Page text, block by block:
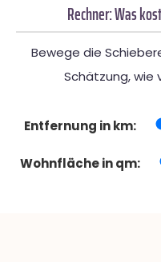
Rechner: Was
Bewege die
Schätzung, wie
Entfernung in km:
Wohnfläche in qm: